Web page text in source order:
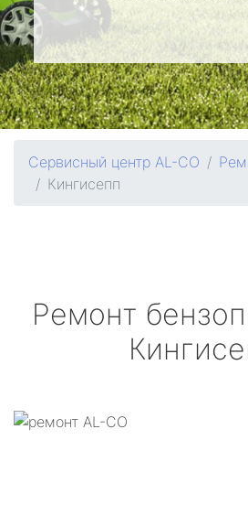
Сервисный центр AL-CO
Кингисепп
Ремонт